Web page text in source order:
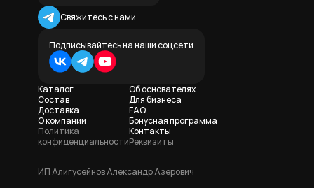
Каталог
Состав
Доставка
О компании
Политика
конфиденциальности
Об основателях
Для бизнеса
FAQ
Бонусная программа
Контакты
Реквизиты
Свяжитесь с нами
Подписывайтесь на наши соцсети
ИП Алигусейнов Александр Азерович